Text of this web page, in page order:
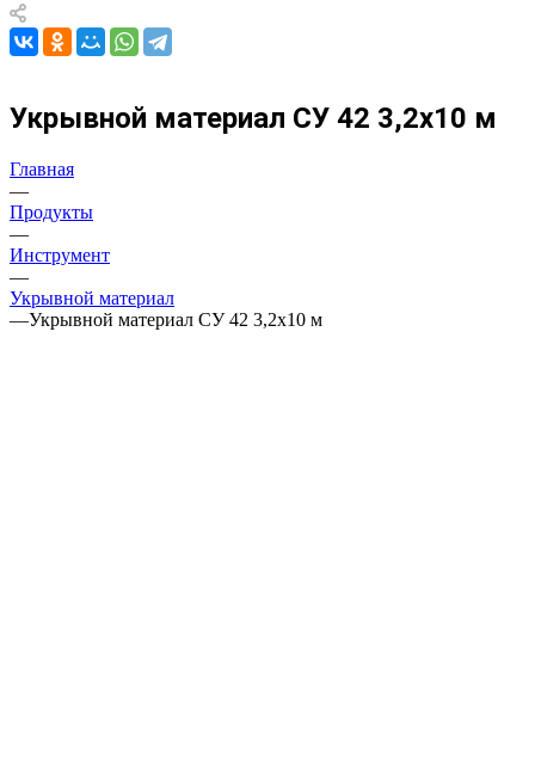
Укрывной материал СУ 42 3,2х10 м
Главная
—
Продукты
—
Инструмент
—
Укрывной материал
—Укрывной материал СУ 42 3,2х10 м